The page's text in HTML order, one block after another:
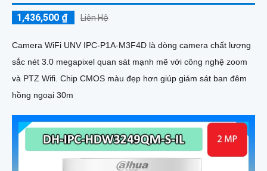
1,436,500 ₫ Liên Hệ
Camera WiFi UNV IPC-P1A-M3F4D là dòng camera chất lượng
sắc nét 3.0 megapixel quan sát mạnh mẽ với công nghệ zoom
và PTZ Wifi. Chip CMOS màu đẹp hơn giúp giám sát ban đêm
hồng ngoại 30m